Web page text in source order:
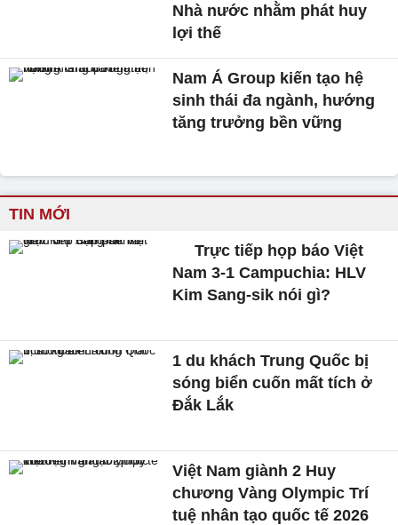
Nhà nước nhằm phát huy
lợi thế
Nam Á Group kiến tạo hệ
sinh thái đa ngành, hướng
tăng trưởng bền vững
TIN MỚI
Trực tiếp họp báo Việt
Nam 3-1 Campuchia: HLV
Kim Sang-sik nói gì?
1 du khách Trung Quốc bị
sóng biển cuốn mất tích ở
Đắk Lắk
Việt Nam giành 2 Huy
chương Vàng Olympic Trí
tuệ nhân tạo quốc tế 2026